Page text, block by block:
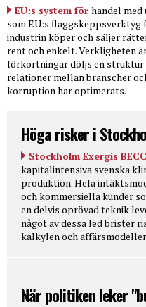
EU:s system för handel
som EU:s
industrin köper och säljer
rent och enkelt. Verkligheten
förkortningar döljs en struktur
relationer mellan branscher
korruption har optimerats.
Höga risker i
Stockholm Exergis
kapitalintensiva svenska
produktion. Hela
och kommersiella kunder
en delvis oprövad teknik
något av dessa led brister
kalkylen och
När politiken leker